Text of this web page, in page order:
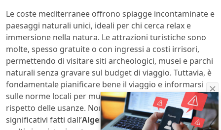
Le coste mediterranee offrono spiagge incontaminate e
paesaggi naturali unici, ideali per chi cerca relax e
immersione nella natura. Le attrazioni turistiche sono
molte, spesso gratuite o con ingressi a costi irrisori,
permettendo di visitare siti archeologici, musei e parchi
naturali senza gravare sul budget di viaggio. Tuttavia, è
fondamentale pianificare bene il viaggio e informarsi
sulle norme locali per muoversi con tranquillità e
rispetto delle usanze. Nonostante i progressi
significativi fatti dall’Algeriasul fronte della sicurezza,